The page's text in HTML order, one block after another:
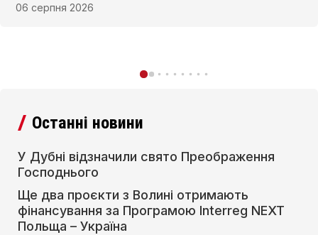
проєктів Програми Interreg NEXT Польща–
Україна 2021–2027 та отримають фінансування
Останні новини
У Дубні відзначили свято Преображення
Господнього
Ще два проєкти з Волині отримають
фінансування за Програмою Interreg NEXT
Польща – Україна